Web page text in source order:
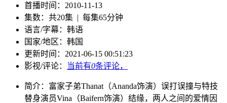
首播时间： 2010-11-13
集数： 共20集 | 每集65分钟
语言/字幕： 韩语
国家/地区： 韩国
更新时间： 2021-06-15 00:51:23
影视/评论：
当前有0条评论，
简介： 富家子弟Thanat（Ananda饰演）误打误撞与特技
替身演员Vina（Baifern饰演）结缘，两人之间的爱情因